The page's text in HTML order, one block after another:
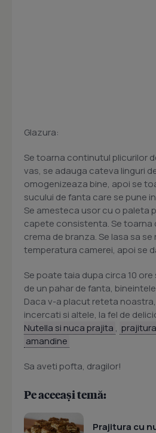
Glazura:
Se toarna continutul plicurilor
vas, se adauga cateva linguri
omogenizeaza bine, apoi se
sucului de fanta care se pune
Se amesteca usor cu o paleta
capete consistenta. Se
crema de branza. Se lasa sa
temperatura camerei, apoi se
Se poate taia dupa circa 10
de un pahar de fanta,
Daca v-a placut reteta
incercati si altele, la fel de
Nutella si nuca prajita ,
amandine
Sa aveti pofta, dragilor!
Pe aceeași temă:
Prajitura cu